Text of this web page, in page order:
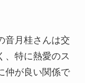
音月桂さんは交
、特に熱愛のス
仲が良い関係で